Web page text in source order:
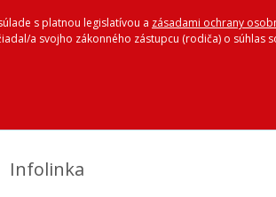
s platnou legislatívou a zásadami ochrany
a svojho zákonného zástupcu (rodiča) o
Infolinka